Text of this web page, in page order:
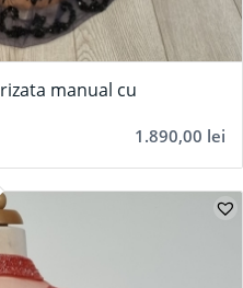
manual cu
1.890,00 lei